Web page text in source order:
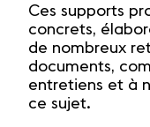
Ces supports
concrets,
de nombreux
documents,
entretiens et à
ce sujet.